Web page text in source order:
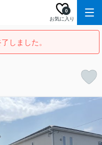
お気に入り
0
しました。